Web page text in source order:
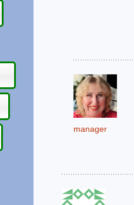
manager